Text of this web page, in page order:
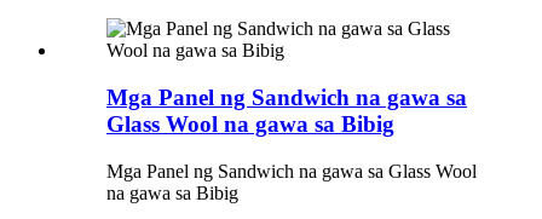
Mga Panel ng Sandwich na gawa sa
Glass Wool na gawa sa Bibig
Mga Panel ng Sandwich na gawa sa Glass Wool
na gawa sa Bibig